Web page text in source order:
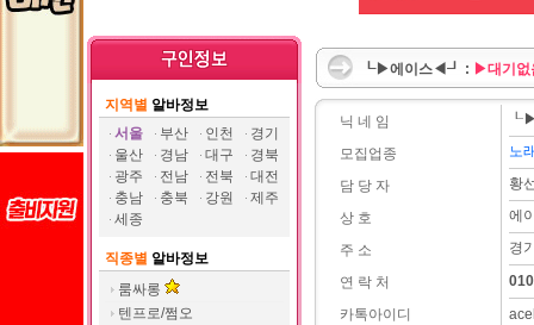
지역별 알바정보
서울
부산 인천
경기
울산
경남 대구
경북
광주
전남 전북
대전
충남
충북 강원
제주
세종
직종별 알바정보
룸싸롱
텐프로/쩜오
┖▶에이스◀┚ : ▶대기
닉 네 임
모집업종
담 당 자
상 호
주 소
연 락 처
카톡아이디
노
황
에
경